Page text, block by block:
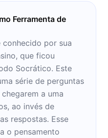
Ferramenta de
conhecido por sua
que ficou
Socrático. Este
série de perguntas
a uma
ao invés de
respostas. Esse
o pensamento